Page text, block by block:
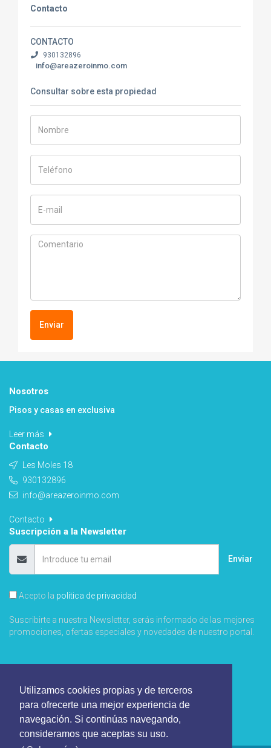
Utilizamos cookies propias y de terceros
para ofrecerte una mejor experiencia de
navegación. Si continúas navegando,
consideramos que aceptas su uso.
Contacto
CONTACTO
930132896
info@areazeroinmo.com
Consultar sobre esta propiedad
Enviar
Nosotros
Pisos y casas en exclusiva
Leer más
Contacto
Les Moles 18
930132896
info@areazeroinmo.com
Contacto
Suscripción a la Newsletter
Enviar
Acepto la política de privacidad
Suscribirte a nuestra Newsletter, serás informado de las mejores
promociones, ofertas especiales y novedades de nuestro portal.